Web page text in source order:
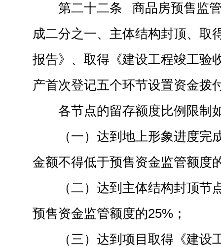
第二十二条 商品房预售监
成二分之一、主体结构封顶、取
报告》、取得《建设工程竣工验
产首次登记五个环节设置资金拨
各节点的留存额度比例限制
（一）达到地上形象进度
金额不得低于预售资金监管额度
（二）达到主体结构封顶
预售资金监管额度的25%；
（三）达到项目取得《建